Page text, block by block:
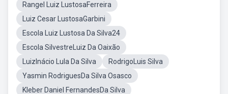
Rangel Luiz LustosaFerreira
Luiz Cesar LustosaGarbini
Escola Luiz Lustosa Da Silva24
Escola SilvestreLuiz Da Oaixão
LuizInácio Lula Da Silva
RodrigoLuis Silva
Yasmin RodriguesDa Silva Osasco
Kleber Daniel FernandesDa Silva